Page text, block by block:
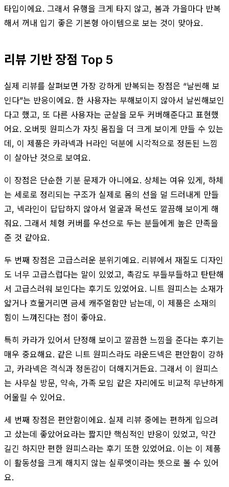
타입이에요. 그래서 유행을 크게 타지 않고, 봄과 가을마다 반복
해서 꺼내 입기 좋은 기본형 아이템으로 보는 것이 맞아요.
리뷰 기반 장점 Top 5
실제 리뷰를 살펴보면 가장 강하게 반복되는 장점은 “날씬해 보
인다”는 반응이에요. 한 사용자는 부해보이지 않아서 날씬해보인
다고 했고, 또 다른 사용자는 군살을 모두 커버해준다고 표현했
어요. 오버핏 원피스가 자칫 몸집을 더 크게 보이게 만들 수 있는
데, 이 제품은 카라넥과 H라인 덕분에 시각적으로 정돈된 느낌
이 살아난 것으로 보여요.
이 장점은 단순한 기분 문제가 아니에요. 상체는 여유 있게, 하체
는 세로로 정리되는 구조가 실제로 몸의 선을 덜 드러내게 만들
고, 넥라인이 답답하지 않아서 얼굴과 목선도 깔끔해 보이게 해
줘요. 그래서 체형 커버를 우선으로 두는 분들에게 높은 만족을
준 것 같아요.
두 번째 장점은 고급스러운 분위기예요. 리뷰에서 재질도 디자인
도 너무 고급스럽다는 말이 있었고, 촉감도 부들부들하고 탄탄해
서 고급스러워 보인다는 후기도 있었어요. 니트 원피스는 소재가
얇거나 흐물거리면 금세 캐주얼함만 남는데, 이 제품은 소재의
힘이 느껴진다는 점이 좋아요.
특히 카라가 있어서 단정해 보이고 깔끔한 느낌을 준다는 후기는
매우 중요해요. 같은 니트 원피스라도 라운드넥은 편안함이 강하
고, 카라넥은 격식과 정돈감이 더해지거든요. 그래서 이 원피스
는 사무실 방문, 약속, 가족 모임 같은 자리에도 비교적 무난하게
어울릴 수 있어요.
세 번째 장점은 편안함이에요. 실제 리뷰 중에는 편하게 입으려
고 샀는데 좋았어요라는 짧지만 핵심적인 반응이 있었고, 약간
길긴 하지만 편한 원피스라는 후기 또한 있었어요. 이는 이 제품
이 활동성을 크게 해치지 않는 실루엣이라는 뜻으로 볼 수 있어
요.